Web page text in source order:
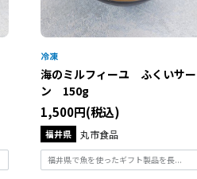
海のミルフィーユ ふくいサ
ン 150g
1,500円(税込)
福井県 丸市食品
福井県で魚を使ったギフト製品を長...